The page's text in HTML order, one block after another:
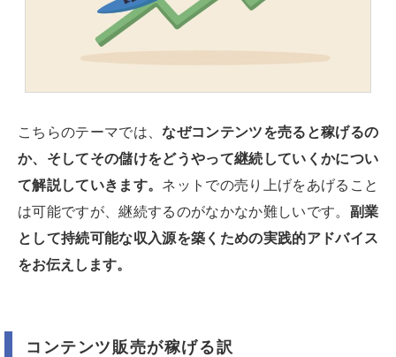
こちらのテーマでは、なぜコンテンツを売ると稼げるの
か、そしてその儲けをどうやって継続していくかについ
て解説していきます。 ネットでの売り上げをあげること
は可能ですが、継続するのがなかなか難しいです。 副業
として持続可能な収入源を築くための実践的アドバイス
をお伝えします。
コンテンツ販売が稼げる訳